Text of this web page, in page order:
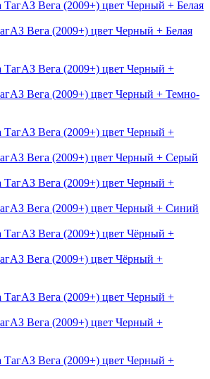
Вега (2009+) цвет Черный + Белая
Вега (2009+) цвет Черный + Темно-
Вега (2009+) цвет Черный + Серый
Вега (2009+) цвет Черный + Синий
Вега (2009+) цвет Чёрный +
Вега (2009+) цвет Черный +